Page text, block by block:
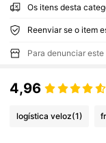
Os itens desta
Para denunciar
4,96
logística veloz(1)